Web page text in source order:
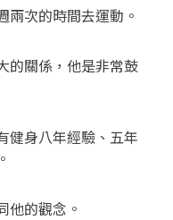
次的時間去運動。
的關係，他是非常鼓
健身八年經驗、五年
他的觀念。